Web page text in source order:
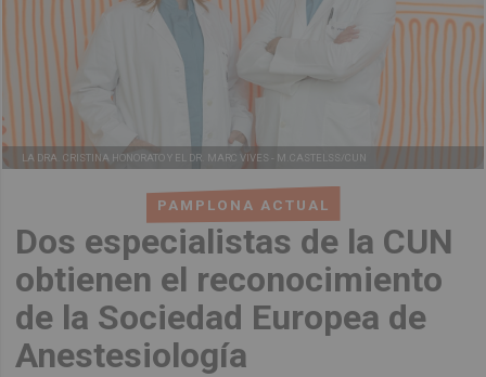
PAMPLONA ACTUAL
Dos especialistas de la CUN
obtienen el reconocimiento
de la Sociedad Europea de
Anestesiología
LA DRA. CRISTINA HONORATO Y EL DR. MARC VIVES - M.CASTELSS/CUN